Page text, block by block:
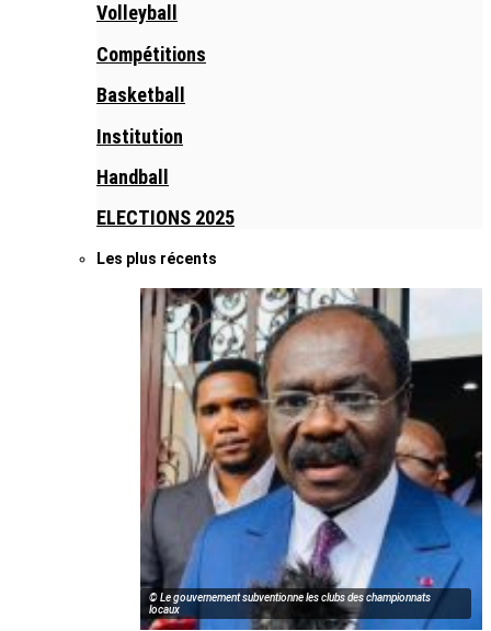
Volleyball
Compétitions
Basketball
Institution
Handball
ELECTIONS 2025
Les plus récents
© Le gouvernement subventionne les clubs des championnats
locaux